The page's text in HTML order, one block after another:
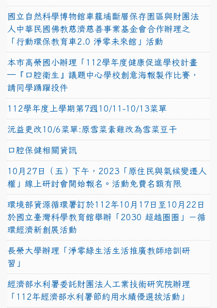
國立自然科學博物館車籠埔斷層保存園區與財團法
人中華民國佛教慈濟慈善事業基金會合作辦理之
「行動環保教育車2.0 淨零未來館」活動
本市高榮國小辦理「112學年度健康促進學校計畫
─『口腔衛生』議題中心學校創意海報製作比賽，
請同學踴躍投件
112學年度上學期第7週10/11-10/13菜單
沅益更改10/6菜單:原雪菜素雞改為雪菜豆干
口腔保健相關資訊
10月27日（五）下午，2023「原住民與氣候變遷人
權」線上研討會開始報名。活動免費名額有限
環境部資源循環署訂於112年10月17日至10月22日
於國立臺灣科學教育館舉辦「2030 超越圈圈」－循
環經濟新創展活動
長榮大學辦理「淨零綠生活生活推廣教師培訓研
習」
經濟部水利署委託財團法人工業技術研究院辦理
「112年經濟部水利署節約用水績優選拔活動」